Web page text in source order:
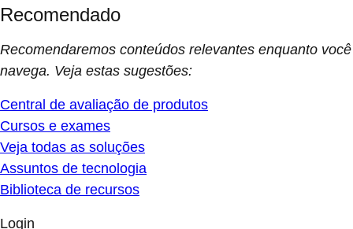
Recomendado
Recomendaremos conteúdos relevantes enquanto você
navega. Veja estas sugestões:
Central de avaliação de produtos
Cursos e exames
Veja todas as soluções
Assuntos de tecnologia
Biblioteca de recursos
Login